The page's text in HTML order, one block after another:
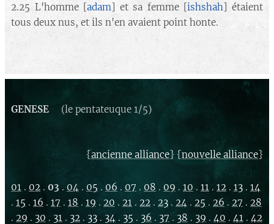
2.25 L'homme [adam] et sa femme [ishshah] étaient
tous deux nus, et ils n'en avaient point honte.
GENESE (le pentateuque 1/5)
{ancienne alliance} {nouvelle alliance}
01 . 02 . 03 . 04 . 05 . 06 . 07 . 08 . 09 . 10 . 11 . 12 . 13 . 14
. 15 . 16 . 17 . 18 . 19 . 20 . 21 . 22 . 23 . 24 . 25 . 26 . 27 . 28
. 29 . 30 . 31 . 32 . 33 . 34 . 35 . 36 . 37 . 38. 39 . 40 . 41 . 42